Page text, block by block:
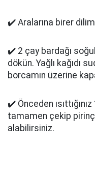
✔️ Aralarına birer
✔️ 2 çay bardağı
dökün. Yağlı kağıdı
borcamın üzerine
✔️ Önceden
tamamen çekip
alabilirsiniz.